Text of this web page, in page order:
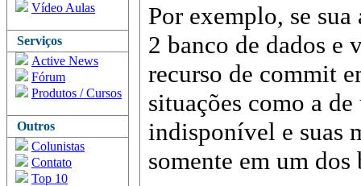
Vídeo Aulas
Serviços
Active News
Fórum
Produtos / Cursos
Outros
Colunistas
Contato
Top 10
Por exemplo, se
2 banco de dados e
recurso de commit
situações como a
indisponível e suas
somente em um